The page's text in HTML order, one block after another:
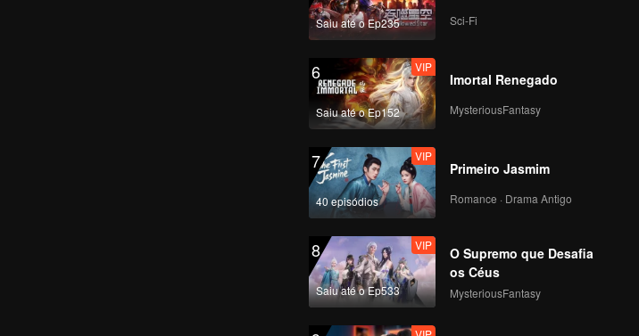
Saiu até o Ep235 Sci-Fi
6
Saiu até o Ep152
VIP
Imortal Renegado
MysteriousFantasy
7
40 episódios
VIP
Primeiro Jasmim
Romance · Drama Antigo
8
Saiu até o Ep533
VIP
O Supremo que Desafia
os Céus
MysteriousFantasy